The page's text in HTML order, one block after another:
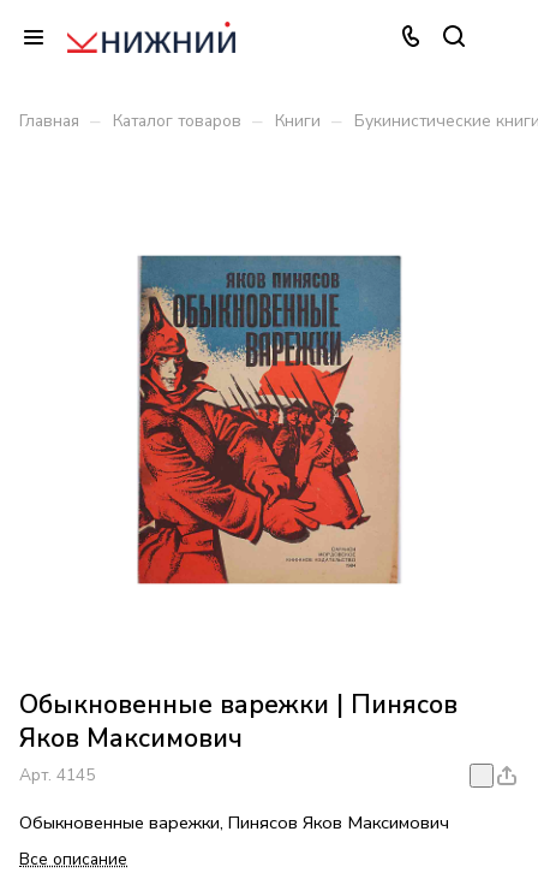
Главная – Каталог товаров – Книги – Букинистические
Обыкновенные варежки | Пинясов
Яков Максимович
Арт. 4145
Обыкновенные варежки, Пинясов Яков Максимович
Все описание